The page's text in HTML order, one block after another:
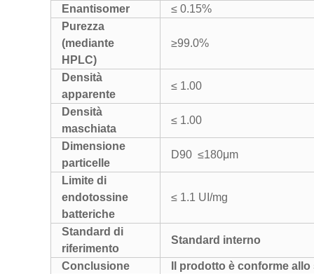
Enantisomer
≤ 0.15%
Purezza
(mediante
HPLC)
≥99.0%
Densità
apparente
≤ 1.00
Densità
maschiata
≤ 1.00
Dimensione
particelle
D90 ≤180μm
Limite di
endotossine
batteriche
≤ 1.1 UI/mg
Standard di
riferimento
Standard interno
Conclusione
Il prodotto è conforme